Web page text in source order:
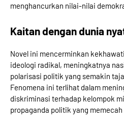
menghancurkan nilai-nilai
Kaitan dengan dunia
Novel ini mencerminkan
ideologi radikal, meningkatnya
polarisasi politik yang semakin
Fenomena ini terlihat dalam
diskriminasi terhadap kelompok
propaganda politik yang memecah